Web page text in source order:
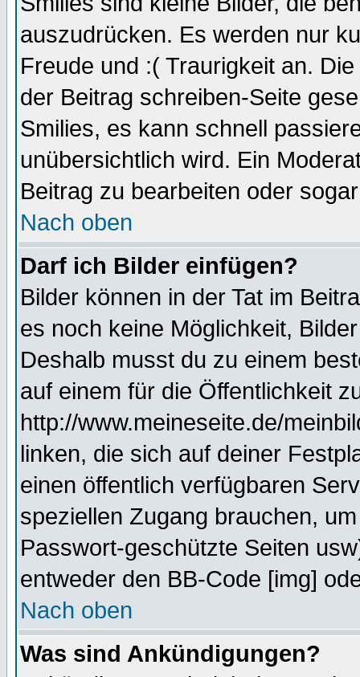
auszudrücken. Es werden nur
Freude und :( Traurigkeit an.
der Beitrag schreiben-Seite
Smilies, es kann schnell
unübersichtlich wird. Ein
Beitrag zu bearbeiten oder
Nach oben
Darf ich Bilder einfügen?
Bilder können in der Tat im
es noch keine Möglichkeit,
Deshalb musst du zu einem
auf einem für die Öffentlichkeit
http://www.meineseite.de/
linken, die sich auf deiner
einen öffentlich verfügbaren
speziellen Zugang brauchen,
Passwort-geschützte Seiten
entweder den BB-Code [img]
Nach oben
Was sind Ankündigungen?